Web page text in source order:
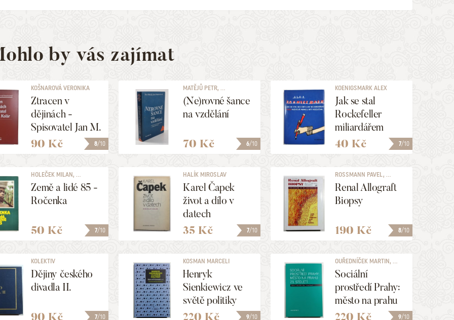
by vás zajímat
8/10
KOŠNAROVÁ VERONIKA
Ztracen v
dějinách -
Spisovatel Jan M.
Kolár
90 Kč 6/10
MATĚJŮ PETR, ...
(Ne)rovné šance
na vzdělání
70 Kč 7/10
KOENIGSMARK ALEX
Jak se stal
Rockefeller
miliardářem
aneb neštěstí
mohou být
rozličná
40 Kč
7/10
HOLEČEK MILAN, ...
Země a lidé 85 -
Ročenka
50 Kč 7/10
HALÍK MIROSLAV
Karel Čapek
život a dílo v
datech
35 Kč 8/10
ROSSMANN PAVEL, ...
Renal Allograft
Biopsy
190 Kč
7/10
KOLEKTIV
Dějiny českého
divadla II.
90 Kč 9/10
KOSMAN MARCELI
Henryk
Sienkiewicz ve
světě politiky
220 Kč 9/10
OUŘEDNÍČEK MARTIN, ...
Sociální
prostředí Prahy:
město na prahu
21. století
220 Kč